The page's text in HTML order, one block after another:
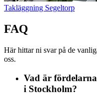
Takläggning Segeltorp
FAQ
Här hittar ni svar på de
oss.
Vad är
i Stockholm?